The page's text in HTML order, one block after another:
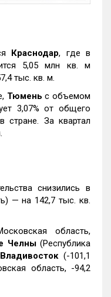
Краснодар, где в
5,05 млн кв. м
тыс. кв. м.
Тюмень с объемом
3,07% от общего
стране. За квартал
снизились в
— на 142,7 тыс. кв.
область,
Челны(Республика
Владивосток(-101,1
область, -94,2